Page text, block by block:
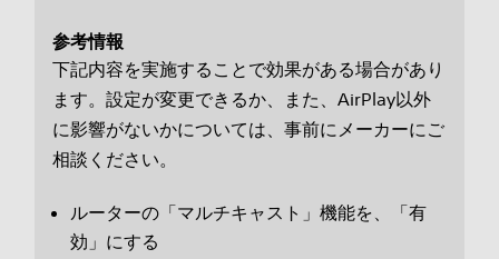
参考情報
下記内容を実施することで効果がある場合があり
ます。設定が変更できるか、また、AirPlay以外
に影響がないかについては、事前にメーカーにご
相談ください。
ルーターの「マルチキャスト」機能を、「有
効」にする